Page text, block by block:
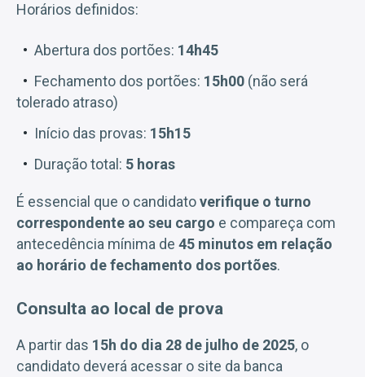
Horários definidos:
Abertura dos portões: 14h45
Fechamento dos portões: 15h00 (não será
tolerado atraso)
Início das provas: 15h15
Duração total: 5 horas
É essencial que o candidatoverifique o turno
correspondente ao seu cargo e compareça com
antecedência mínima de 45 minutos em relação
ao horário de fechamento dos portões.
Consulta ao local de prova
A partir das 15h do dia 28 de julho de 2025, o
candidato deverá acessar o site da banca